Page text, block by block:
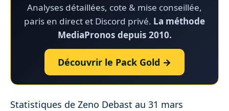
Analyses détaillées, cote & mise conseillée,
paris en direct et Discord privé. La méthode
MediaPronos depuis 2010.
Découvrir le Pack Gold →
Statistiques de Zeno Debast au 31 mars